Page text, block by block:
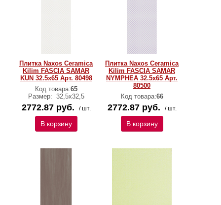
Плитка Naxos Ceramica
Kilim FASCIA SAMAR
KUN 32.5x65 Арт. 80498
Код товара:65
Размер: 32,5х32,5
2772.87 руб. / шт.
В корзину
Плитка Naxos Ceramica
Kilim FASCIA SAMAR
NYMPHEA 32.5x65 Арт.
80500
Код товара:66
2772.87 руб. / шт.
В корзину